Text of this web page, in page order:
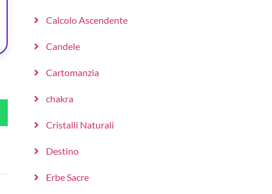
Calcolo Ascendente
Candele
Cartomanzia
chakra
Cristalli Naturali
Destino
Erbe Sacre